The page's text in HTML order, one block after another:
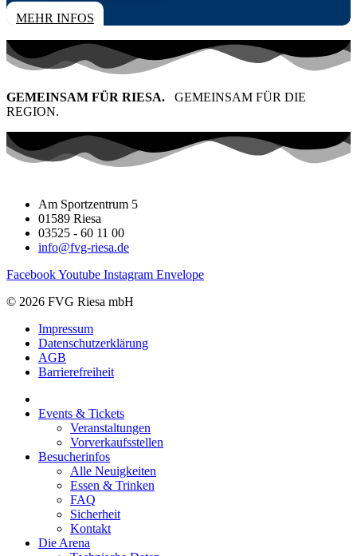
MEHR INFOS
GEMEINSAM FÜR RIESA. GEMEINSAM FÜR DIE
REGION.
Am Sportzentrum 5
01589 Riesa
03525 - 60 11 00
info@fvg-riesa.de
FacebookYoutube Instagram Envelope
© 2026 FVG Riesa mbH
Impressum
Datenschutzerklärung
AGB
Barrierefreiheit
Events & Tickets
Veranstaltungen
Vorverkaufsstellen
Besucherinfos
Alle Neuigkeiten
Essen & Trinken
FAQ
Sicherheit
Kontakt
Die Arena